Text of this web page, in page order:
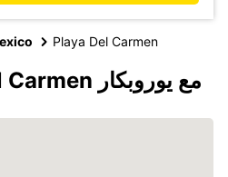
Playa Del Carmen
اكتشف Playa del Carmen مع يوروبكار